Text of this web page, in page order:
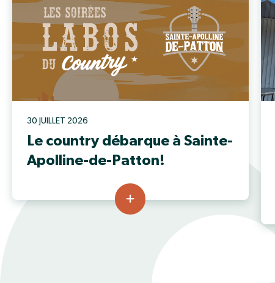
30 JUILLET 2026
Le country débarque à Sainte-
Apolline-de-Patton!